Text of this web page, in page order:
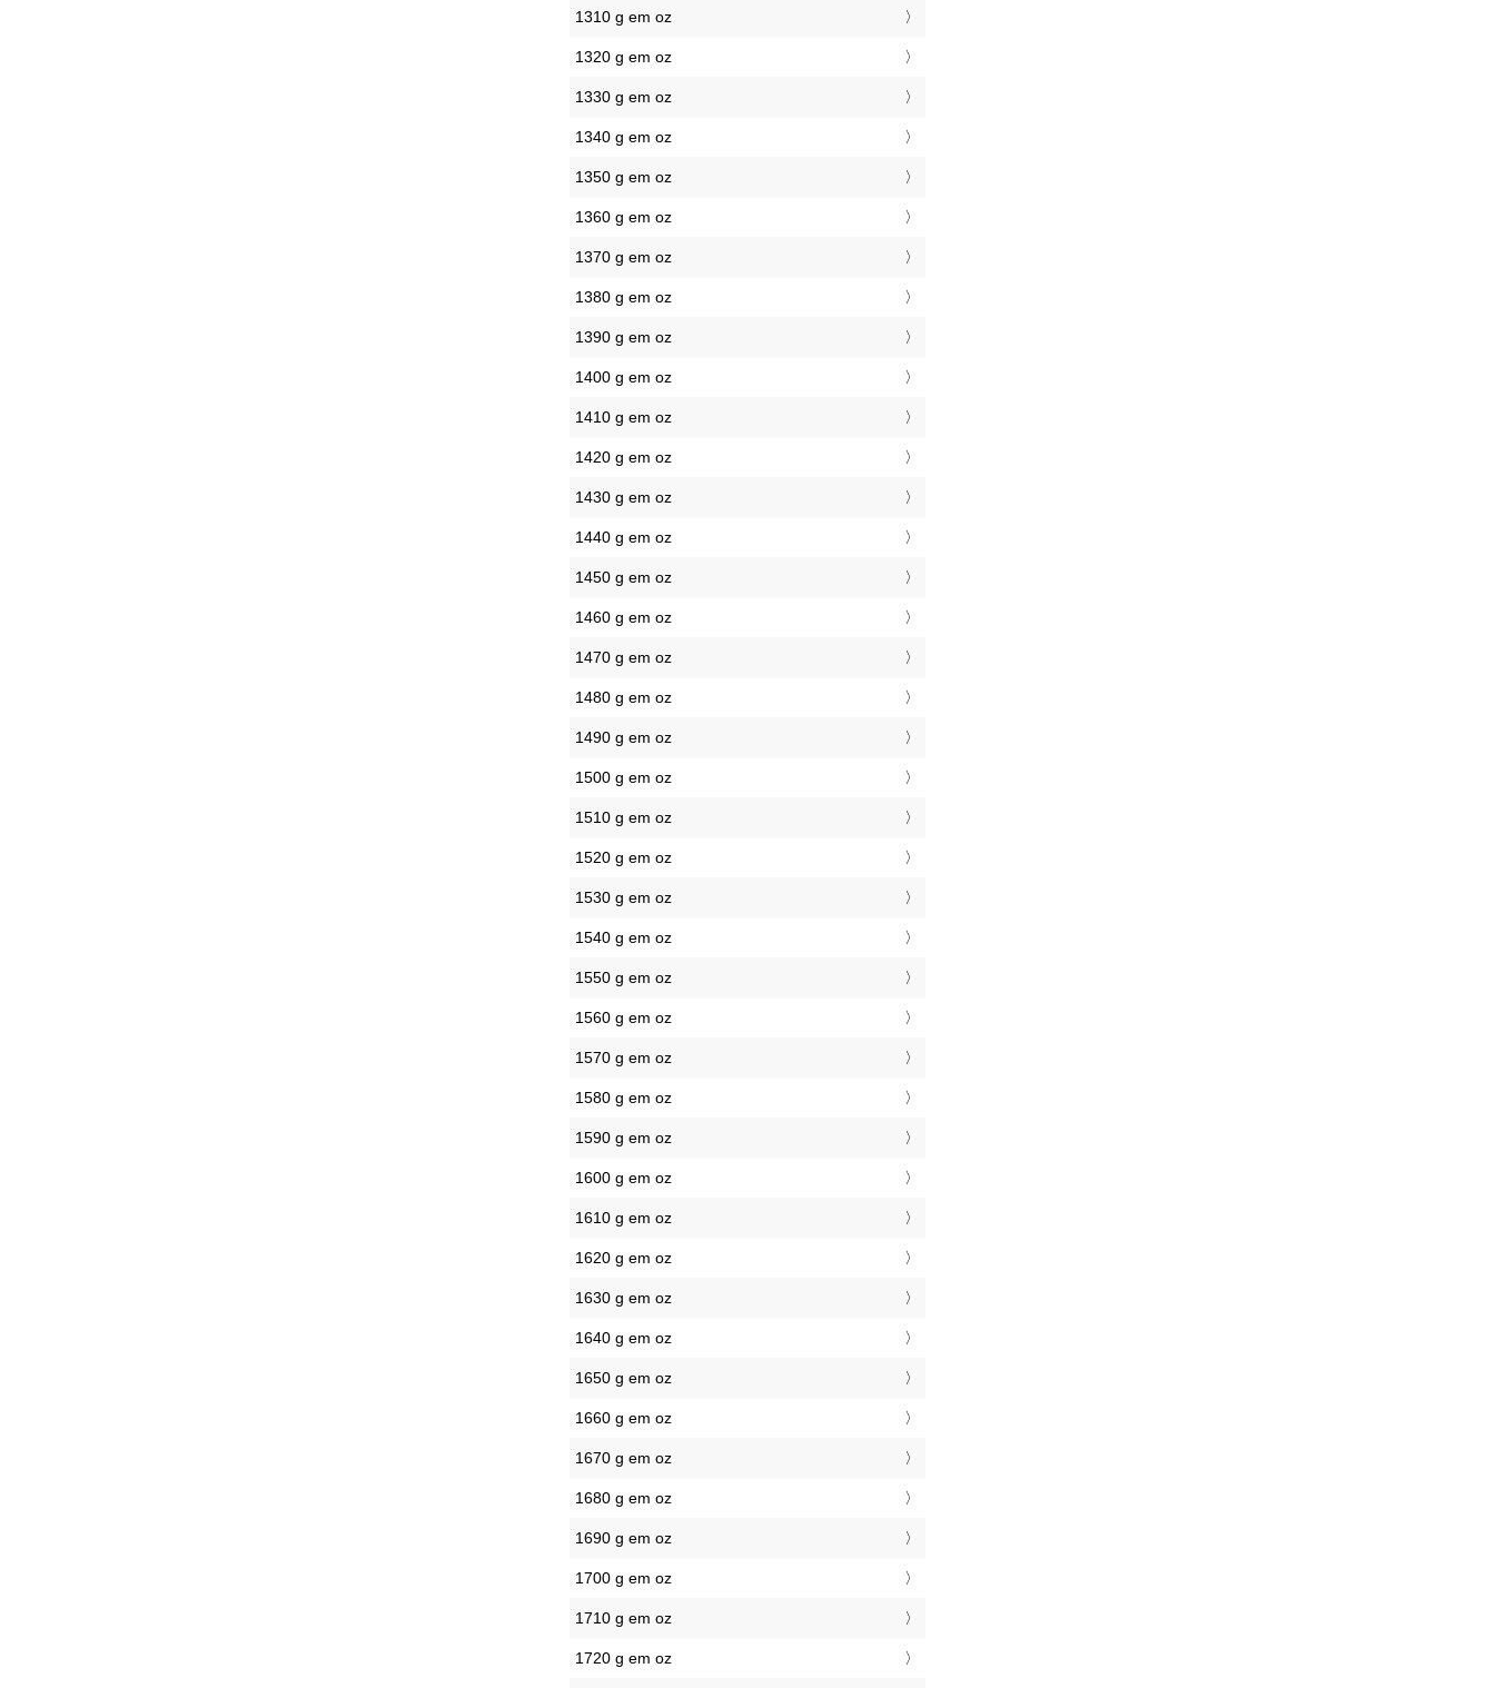
1310 g em oz
1320 g em oz
1330 g em oz
1340 g em oz
1350 g em oz
1360 g em oz
1370 g em oz
1380 g em oz
1390 g em oz
1400 g em oz
1410 g em oz
1420 g em oz
1430 g em oz
1440 g em oz
1450 g em oz
1460 g em oz
1470 g em oz
1480 g em oz
1490 g em oz
1500 g em oz
1510 g em oz
1520 g em oz
1530 g em oz
1540 g em oz
1550 g em oz
1560 g em oz
1570 g em oz
1580 g em oz
1590 g em oz
1600 g em oz
1610 g em oz
1620 g em oz
1630 g em oz
1640 g em oz
1650 g em oz
1660 g em oz
1670 g em oz
1680 g em oz
1690 g em oz
1700 g em oz
1710 g em oz
1720 g em oz